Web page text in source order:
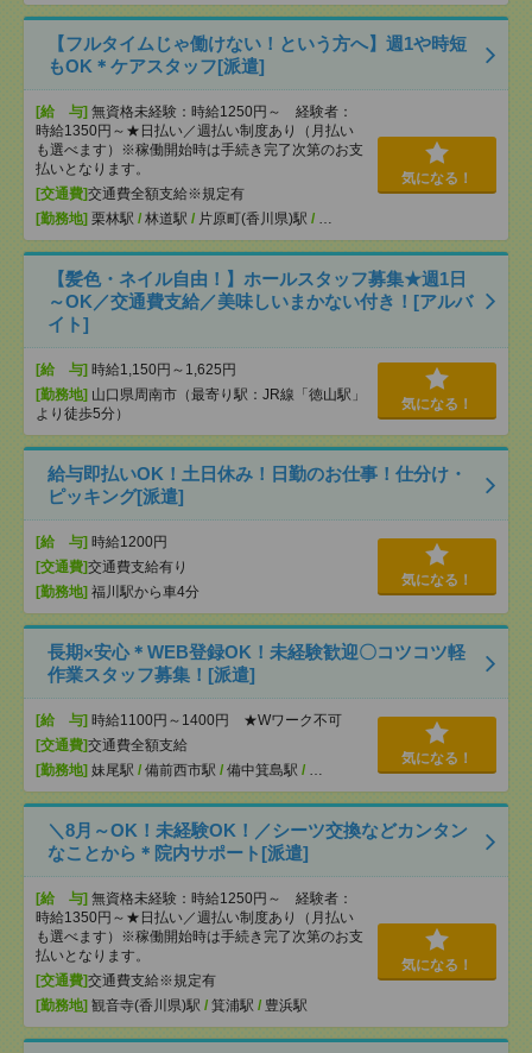
【フルタイムじゃ働けない！という方へ】週1や時短
もOK＊ケアスタッフ[派遣]
[給 与] 無資格未経験：時給1250円～ 経験者：
時給1350円～★日払い／週払い制度あり（月払い
も選べます）※稼働開始時は手続き完了次第のお支
払いとなります。
[交通費]交通費全額支給※規定有
[勤務地] 栗林駅 / 林道駅 / 片原町(香川県)駅 /
気になる！
【髪色・ネイル自由！】ホールスタッフ募集★週1日
～OK／交通費支給／美味しいまかない付き！[アルバ
イト]
[給 与] 時給1,150円～1,625円
[勤務地] 山口県周南市（最寄り駅：JR線「徳山駅」
より徒歩5分）
気になる！
給与即払いOK！土日休み！日勤のお仕事！仕分け・
ピッキング[派遣]
[給 与] 時給1200円
[交通費]交通費支給有り
[勤務地] 福川駅から車4分
気になる！
長期×安心＊WEB登録OK！未経験歓迎〇コツコツ軽
作業スタッフ募集！[派遣]
[給 与] 時給1100円～1400円 ★Wワーク不可
[交通費]交通費全額支給
[勤務地] 妹尾駅 / 備前西市駅 / 備中箕島駅 /
気になる！
＼8月～OK！未経験OK！／シーツ交換などカンタン
なことから＊院内サポート[派遣]
[給 与] 無資格未経験：時給1250円～ 経験者：
時給1350円～★日払い／週払い制度あり（月払い
も選べます）※稼働開始時は手続き完了次第のお支
払いとなります。
[交通費]交通費支給※規定有
[勤務地] 観音寺(香川県)駅 / 箕浦駅 / 豊浜駅
気になる！